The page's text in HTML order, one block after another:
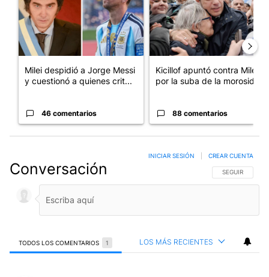
Milei despidió a Jorge Messi
y cuestionó a quienes crit...
46 comentarios
Kicillof apuntó contra Milei
por la suba de la morosida...
88 comentarios
Conversación SIGA ESTA
SEGUIR
INICIAR SESIÓN CREAR CUENTA
TODOS LOS COMENTARIOS 1 LOS MÁS RECIENTES